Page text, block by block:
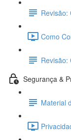
Revisão:
Como
Revisão:
Segurança &
Material